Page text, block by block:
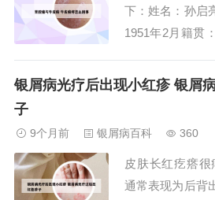
瘙痒。生活...
下：姓名：孙启
1951年2月籍贯
院中医主治医师
平得到高度认可
1951...
银屑病光疗后出现小红疹 银屑
子
9个月前 银屑病百科 360
皮肤长红疙瘩
通常表现为后背